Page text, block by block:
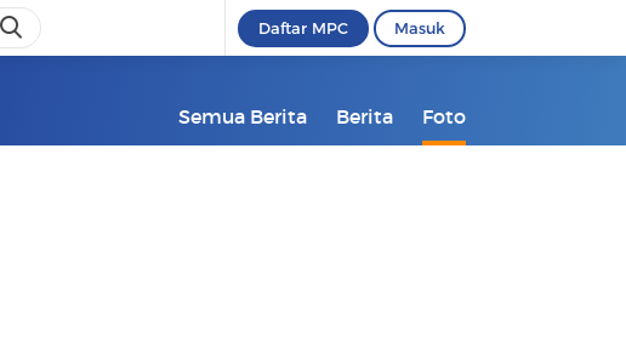
Daftar MPC Masuk
Semua Berita Berita Foto